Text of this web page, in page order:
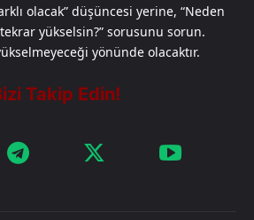
olacak” düşüncesi yerine, “Neden
yükselsin?” sorusunu sorun.
yönünde olacaktır.​​​​​​​​​​​​​​​​